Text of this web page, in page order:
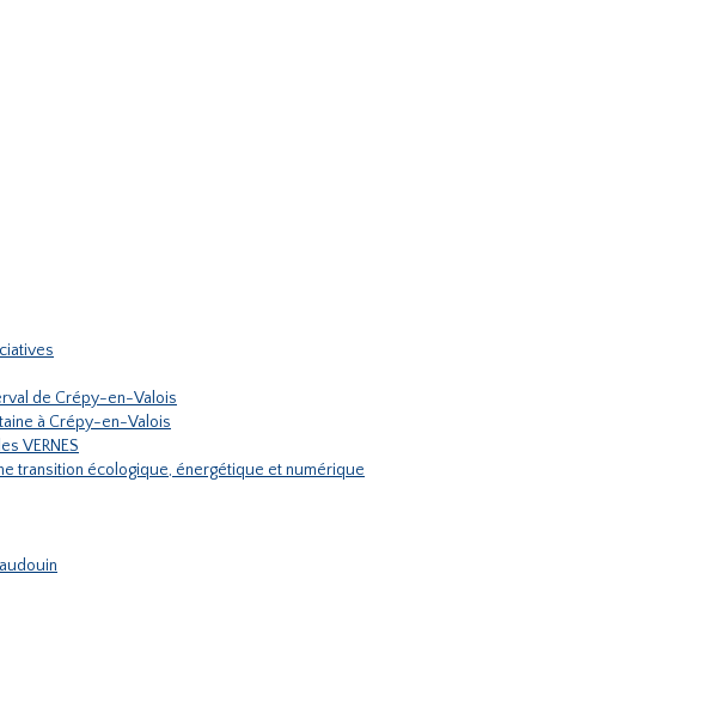
de Crépy-en-Valois
à Crépy-en-Valois
VERNES
transition écologique, énergétique et numérique